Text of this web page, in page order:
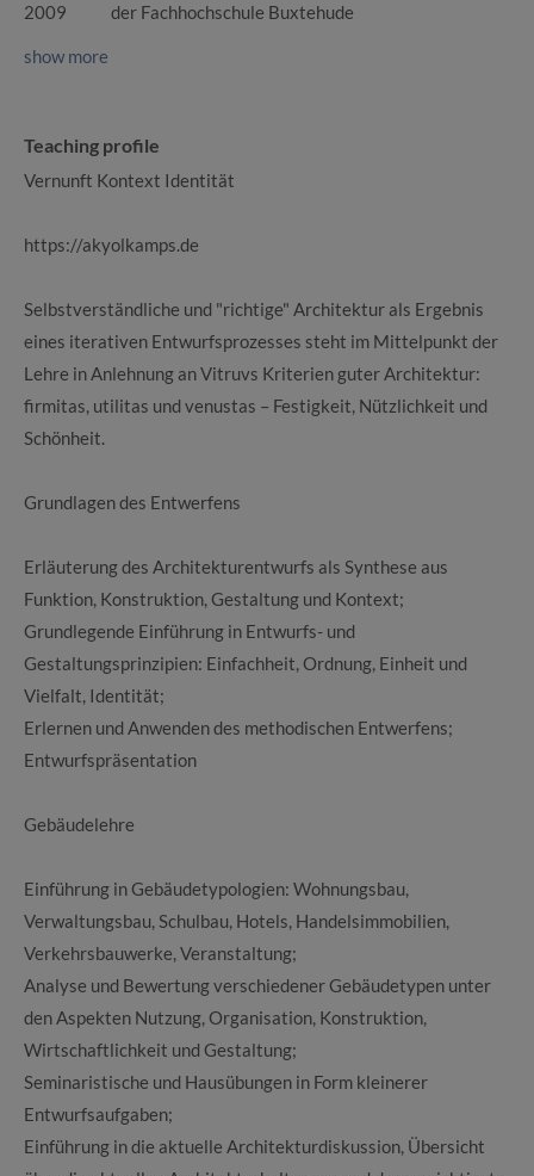
2009
der Fachhochschule Buxtehude
show more
Teaching profile
Vernunft Kontext Identität
https://akyolkamps.de
Selbstverständliche und "richtige" Architektur als Ergebnis
eines iterativen Entwurfsprozesses steht im Mittelpunkt der
Lehre in Anlehnung an Vitruvs Kriterien guter Architektur:
firmitas, utilitas und venustas – Festigkeit, Nützlichkeit und
Schönheit.
Grundlagen des Entwerfens
Erläuterung des Architekturentwurfs als Synthese aus
Funktion, Konstruktion, Gestaltung und Kontext;
Grundlegende Einführung in Entwurfs- und
Gestaltungsprinzipien: Einfachheit, Ordnung, Einheit und
Vielfalt, Identität;
Erlernen und Anwenden des methodischen Entwerfens;
Entwurfspräsentation
Gebäudelehre
Einführung in Gebäudetypologien: Wohnungsbau,
Verwaltungsbau, Schulbau, Hotels, Handelsimmobilien,
Verkehrsbauwerke, Veranstaltung;
Analyse und Bewertung verschiedener Gebäudetypen unter
den Aspekten Nutzung, Organisation, Konstruktion,
Wirtschaftlichkeit und Gestaltung;
Seminaristische und Hausübungen in Form kleinerer
Entwurfsaufgaben;
Einführung in die aktuelle Architekturdiskussion, Übersicht